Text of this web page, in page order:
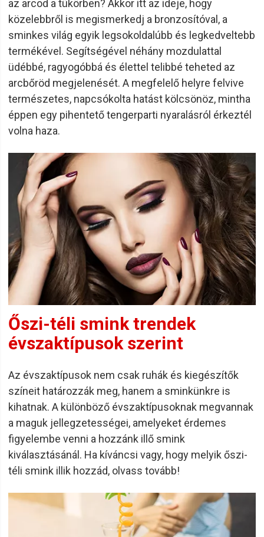
az arcod a tükörben? Akkor itt az ideje, hogy
közelebbről is megismerkedj a bronzosítóval, a
sminkes világ egyik legsokoldalúbb és legkedveltebb
termékével. Segítségével néhány mozdulattal
üdébbé, ragyogóbbá és élettel telibbé teheted az
arcbőröd megjelenését. A megfelelő helyre felvive
természetes, napcsókolta hatást kölcsönöz, mintha
éppen egy pihentető tengerparti nyaralásról érkeztél
volna haza.
Őszi-téli smink trendek
évszaktípusok szerint
Az évszaktípusok nem csak ruhák és kiegészítők
színeit határozzák meg, hanem a sminkünkre is
kihatnak. A különböző évszaktípusoknak megvannak
a maguk jellegzetességei, amelyeket érdemes
figyelembe venni a hozzánk illő smink
kiválasztásánál. Ha kíváncsi vagy, hogy melyik őszi-
téli smink illik hozzád, olvass tovább!